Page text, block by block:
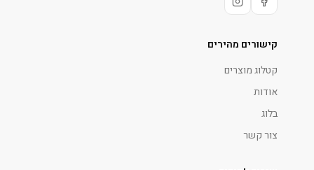
קישורים מהירים
קטלוג מוצרים
אודות
בלוג
צור קשר